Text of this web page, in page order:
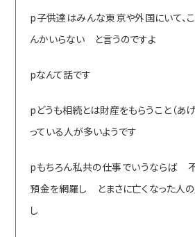
p子供達はみんな東京や外国にいて、
んかいらない と言うのですよ
pなんて話です
pどうも相続とは財産をもらうこと（あ
っている人が多いようです
pもちろん私共の仕事でいうならば
預金を網羅し とまさに亡くなった人
し